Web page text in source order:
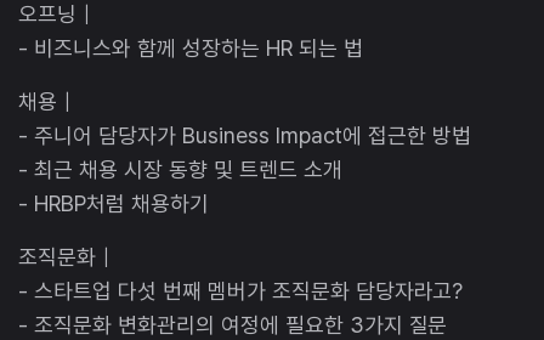
오프닝｜
- 비즈니스와 함께 성장하는 HR 되는 법
채용｜
- 주니어 담당자가 Business Impact에 접근한 방법
- 최근 채용 시장 동향 및 트렌드 소개
- HRBP처럼 채용하기
조직문화｜
- 스타트업 다섯 번째 멤버가 조직문화 담당자라고?
- 조직문화 변화관리의 여정에 필요한 3가지 질문